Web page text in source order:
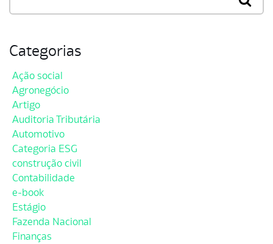
Categorias
Ação social
Agronegócio
Artigo
Auditoria Tributária
Automotivo
Categoria ESG
construção civil
Contabilidade
e-book
Estágio
Fazenda Nacional
Finanças